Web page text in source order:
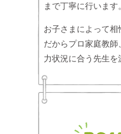
まで丁寧に行います。
お子さまによって相
だからプロ家庭教
力状況に合う先生を